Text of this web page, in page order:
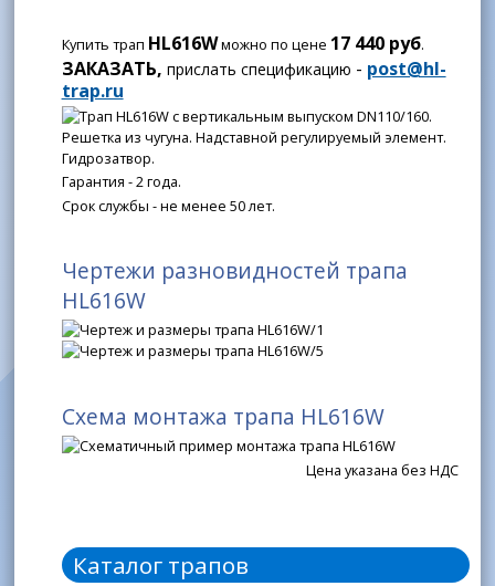
Купить трап HL616Wможно по цене 17 440 руб.
ЗАКАЗАТЬ, прислать спецификацию - post@hl-
trap.ru
Гарантия - 2 года.
Срок службы - не менее 50 лет.
Чертежи разновидностей трапа
HL616W
Схема монтажа трапа HL616W
Цена указана без НДС
Каталог трапов